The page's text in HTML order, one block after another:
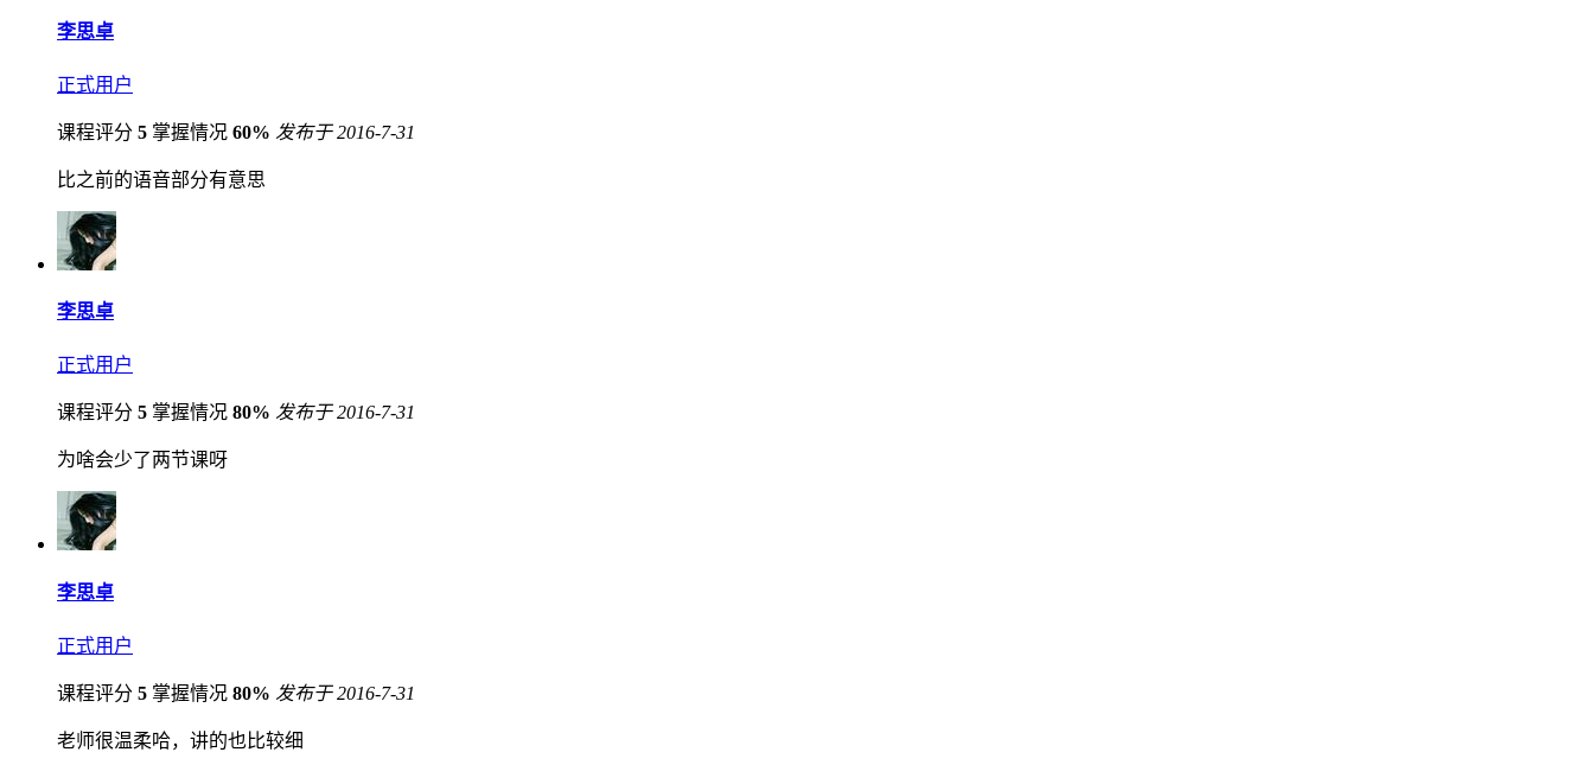
李思卓
正式用户
课程评分 5 掌握情况 60% 发布于 2016-7-31
比之前的语音部分有意思
李思卓
正式用户
课程评分 5 掌握情况 80% 发布于 2016-7-31
为啥会少了两节课呀
李思卓
正式用户
课程评分 5 掌握情况 80% 发布于 2016-7-31
老师很温柔哈，讲的也比较细